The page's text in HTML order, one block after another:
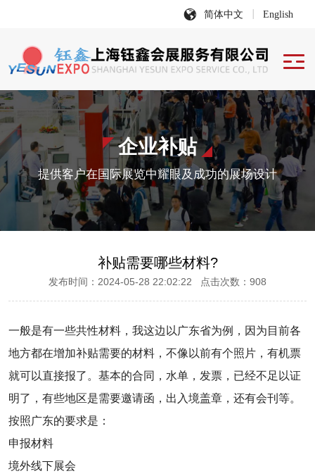
简体中文 English
企业补贴
提供客户在国际展览中耀眼及成功的展场设计
补贴需要哪些材料?
发布时间：2024-05-28 22:02:22 点击次数：908
一般是有一些共性材料，我这边以广东省为例，因为目前各
地方都在增加补贴需要的材料，不像以前有个照片，有机票
就可以直接报了。基本的合同，水单，发票，已经不足以证
明了，有些地区是需要邀请函，出入境盖章，还有会刊等。
按照广东的要求是：
申报材料
境外线下展会